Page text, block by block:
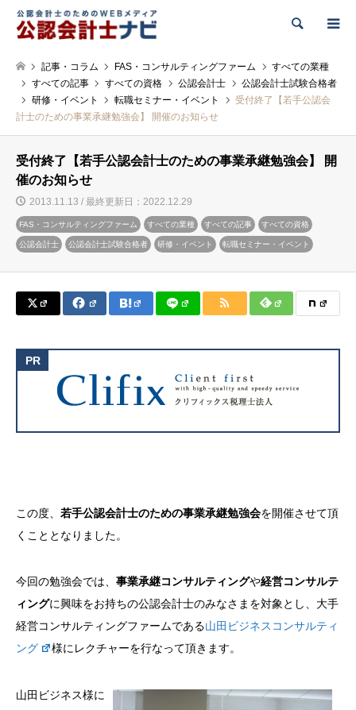
検索
記事・コラム FAS・コンサルティングファーム
すべての業種
すべての記事
すべての資格 公認会計士
公認会計士試験合格者
研修・イベント
転職セミナー・イベント
受付終了【若手公認会
計士のための事業承継勉強会】 開催のお知らせ
受付終了【若手公認会計士のための事業承継勉強会】 開
催のお知らせ
2013.11.13 / 最終更新日：2022.12.29
FAS・コンサルティングファーム すべての業種 すべての記事 すべての資格
公認会計士 公認会計士試験合格者 研修・イベント 転職セミナー・イベント
この度、 若手公認会計士のための事業承継勉強会を開催させて頂
くこととなりました。
今回の勉強会では、 事業承継コンサルティングや経営コンサルテ
ィングに興味をお持ちの公認会計士のみなさまを対象とし、大手
経営コンサルティングファームである山田ビジネスコンサルティ
ング
様にレクチャーを行なって頂きます。
山田ビジネス様に